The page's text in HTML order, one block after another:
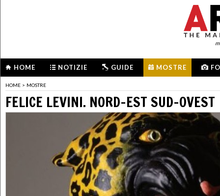
HOME NOTIZIE GUIDE MOSTRE
HOME > MOSTRE
FELICE LEVINI. NORD-EST SUD-OVEST